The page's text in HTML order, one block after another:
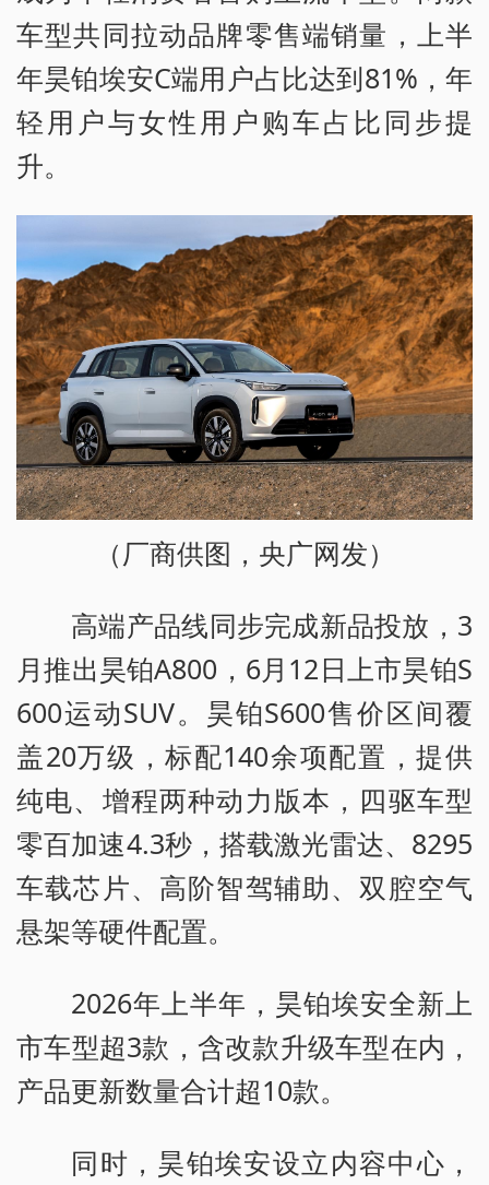
车型共同拉动品牌零售端销量，上半
年昊铂埃安C端用户占比达到81%，年
轻用户与女性用户购车占比同步提
升。
（厂商供图，央广网发）
高端产品线同步完成新品投放，3
月推出昊铂A800，6月12日上市昊铂S
600运动SUV。昊铂S600售价区间覆
盖20万级，标配140余项配置，提供
纯电、增程两种动力版本，四驱车型
零百加速4.3秒，搭载激光雷达、8295
车载芯片、高阶智驾辅助、双腔空气
悬架等硬件配置。
2026年上半年，昊铂埃安全新上
市车型超3款，含改款升级车型在内，
产品更新数量合计超10款。
同时，昊铂埃安设立内容中心，